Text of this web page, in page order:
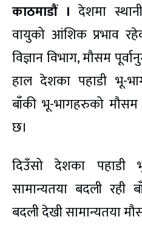
काठमाडौं । देशमा
वायुको आंशिक प्रभाव
विज्ञान विभाग, मौसम
हाल देशका पहाडी भू-
बाँकीभू-भागहरुको मौसम
छ।
दिउँसो देशका पहाडी
सामान्यतया बदली रही
बदली देखी सामान्यतया